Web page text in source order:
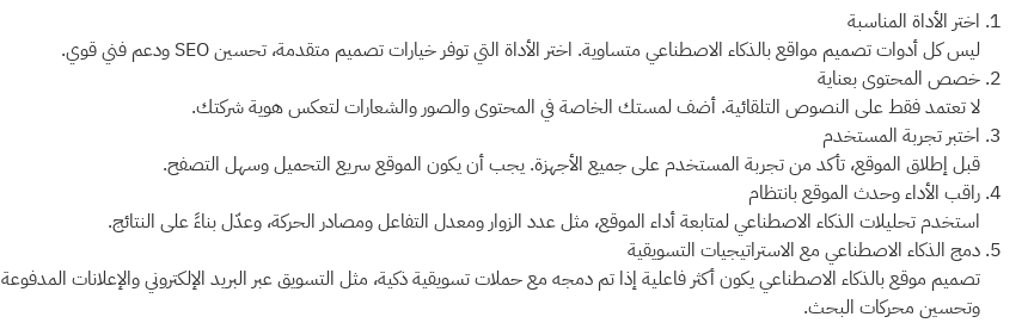
اختر الأداة المناسبة
ليس كل أدوات تصميم مواقع بالذكاء الاصطناعي متساوية. اختر الأداة التي توفر خيارات تصميم متقدمة، تحسين SEO ودعم فني قوي.
خصص المحتوى بعناية
لا تعتمد فقط على النصوص التلقائية. أضف لمستك الخاصة في المحتوى والصور والشعارات لتعكس هوية شركتك.
اختبر تجربة المستخدم
قبل إطلاق الموقع، تأكد من تجربة المستخدم على جميع الأجهزة. يجب أن يكون الموقع سريع التحميل وسهل التصفح.
راقب الأداء وحدث الموقع بانتظام
استخدم تحليلات الذكاء الاصطناعي لمتابعة أداء الموقع، مثل عدد الزوار ومعدل التفاعل ومصادر الحركة، وعدّل بناءً على النتائج.
دمج الذكاء الاصطناعي مع الاستراتيجيات التسويقية
تصميم موقع بالذكاء الاصطناعي يكون أكثر فاعلية إذا تم دمجه مع حملات تسويقية ذكية، مثل التسويق عبر البريد الإلكتروني والإعلانات المدفوعة
وتحسين محركات البحث.